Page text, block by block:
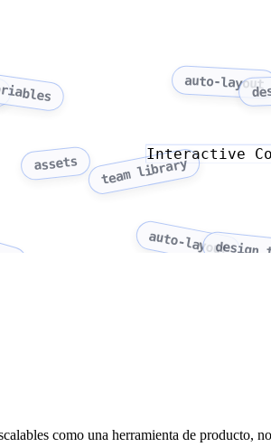
auto-layout
assets team library
auto-layoutdesign
Interactive
como una herramienta de producto,